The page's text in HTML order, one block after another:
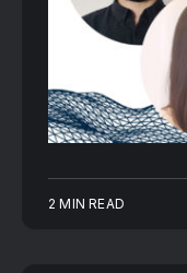
2 MIN READ